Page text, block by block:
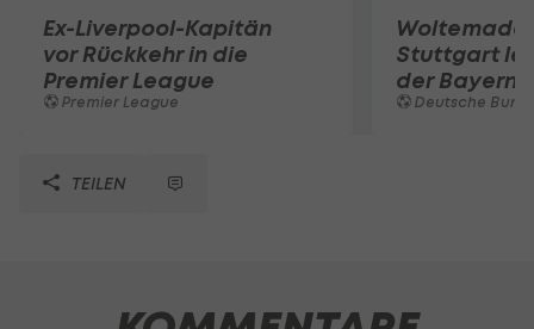
Ex-Liverpool-Kapitän
vor Rückkehr in die
Premier League
Premier League
Stuttgart
der Bayern
Deutsche
TEILEN